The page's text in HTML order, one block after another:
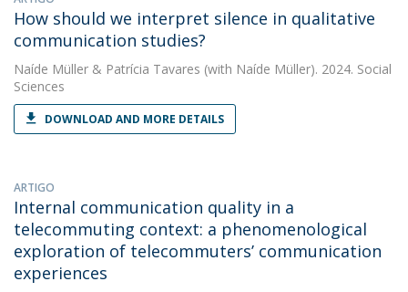
How should we interpret silence in qualitative
communication studies?
Naíde Müller & Patrícia Tavares (with Naíde Müller). 2024. Social
Sciences
DOWNLOAD AND MORE DETAILS
ARTIGO
Internal communication quality in a
telecommuting context: a phenomenological
exploration of telecommuters’ communication
experiences